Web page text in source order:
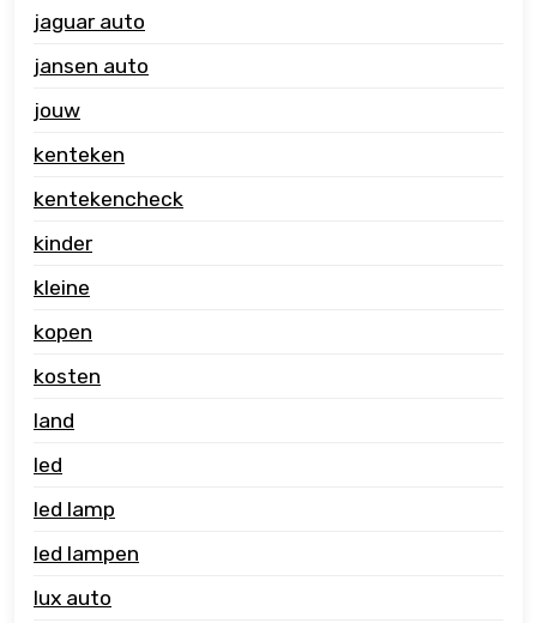
jaguar auto
jansen auto
jouw
kenteken
kentekencheck
kinder
kleine
kopen
kosten
land
led
led lamp
led lampen
lux auto